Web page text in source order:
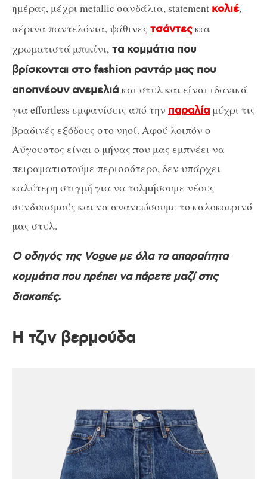
ημέρας, μέχρι metallic σανδάλια, statement κολιέ,
αέρινα παντελόνια, ψάθινες τσάντεςκαι
χρωματιστά μπικίνι, τα κομμάτια που
βρίσκονται στο fashion ραντάρ μας που
αποπνέουν ανεμελιά και στυλ και είναι ιδανικά
για effortless εμφανίσεις από την παραλία μέχρι τις
βραδινές εξόδους στο νησί. Αφού λοιπόν ο
Αύγουστος είναι ο μήνας που μας εμπνέει να
πειραματιστούμε περισσότερο, δεν υπάρχει
καλύτερη στιγμή για να τολμήσουμε νέους
συνδυασμούς και να ανανεώσουμε το καλοκαιρινό
μας στυλ.
Ο οδηγός της Vogue με όλα τα απαραίτητα
κομμάτια που πρέπει να πάρετε μαζί στις
διακοπές.
Η τζιν βερμούδα